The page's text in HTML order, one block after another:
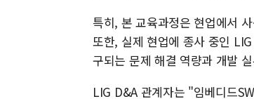
특히, 본 교육과정은 현업에서
또한, 실제 현업에 종사 중인
구되는 문제 해결 역량과 개발
LIG D&A 관계자는 "임베디드